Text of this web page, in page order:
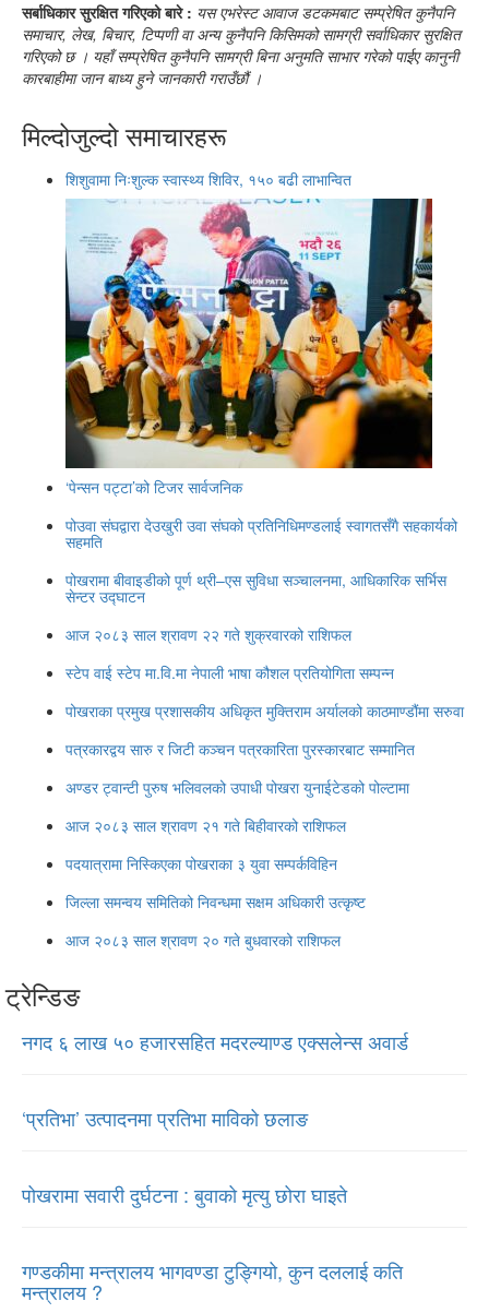
सर्बाधिकार सुरक्षित गरिएको बारे : यस एभरेस्ट आवाज डटकमबाट सम्प्रेषित कुनैपनि
समाचार, लेख, बिचार, टिप्पणी वा अन्य कुनैपनि किसिमको सामग्री सर्वाधिकार सुरक्षित
गरिएको छ । यहाँ सम्प्रेषित कुनैपनि सामग्री बिना अनुमति साभार गरेको पाईए कानुनी
कारबाहीमा जान बाध्य हुने जानकारी गराउँछौं ।
मिल्दोजुल्दो समाचारहरू
शिशुवामा निःशुल्क स्वास्थ्य शिविर, १५० बढी लाभान्वित
‘पेन्सन पट्टा’को टिजर सार्वजनिक
पोउवा संघद्वारा देउखुरी उवा संघको प्रतिनिधिमण्डलाई स्वागतसँगै सहकार्यको
सहमति
पोखरामा बीवाइडीको पूर्ण थ्री–एस सुविधा सञ्चालनमा, आधिकारिक सर्भिस
सेन्टर उद्घाटन
आज २०८३ साल श्रावण २२ गते शुक्रवारको राशिफल
स्टेप वाई स्टेप मा.वि.मा नेपाली भाषा कौशल प्रतियोगिता सम्पन्न
पोखराका प्रमुख प्रशासकीय अधिकृत मुक्तिराम अर्यालको काठमाण्डौंमा सरुवा
पत्रकारद्वय सारु र जिटी कञ्चन पत्रकारिता पुरस्कारबाट सम्मानित
अण्डर ट्वान्टी पुरुष भलिवलको उपाधी पोखरा युनाईटेडको पोल्टामा
आज २०८३ साल श्रावण २१ गते बिहीवारको राशिफल
पदयात्रामा निस्किएका पोखराका ३ युवा सम्पर्कविहिन
जिल्ला समन्वय समितिको निवन्धमा सक्षम अधिकारी उत्कृष्ट
आज २०८३ साल श्रावण २० गते बुधवारको राशिफल
ट्रेन्डिङ
नगद ६ लाख ५० हजारसहित मदरल्याण्ड एक्सलेन्स अवार्ड
‘प्रतिभा’ उत्पादनमा प्रतिभा माविको छलाङ
पोखरामा सवारी दुर्घटना : बुवाको मृत्यु छोरा घाइते
गण्डकीमा मन्त्रालय भागवण्डा टुङ्गियो, कुन दललाई कति
मन्त्रालय ?